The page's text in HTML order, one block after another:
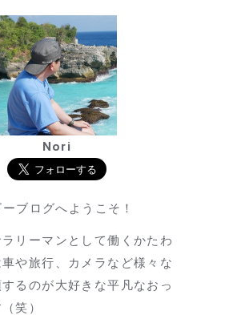
Nori
ブログへようこそ！
リーマンとして働くかたわ
や旅行、カメラなど様々な
るのが大好きな平凡なおっ
笑）